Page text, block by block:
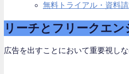
無料トライアル・資料
リーチとフリークエン
広告を出すことにおいて重要視し